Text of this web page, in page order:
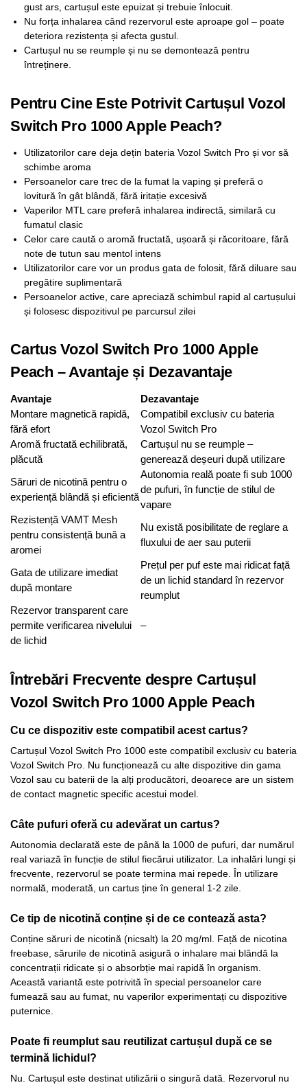
gust ars, cartușul este epuizat și trebuie înlocuit.
Nu forța inhalarea când rezervorul este aproape gol – poate
deteriora rezistența și afecta gustul.
Cartușul nu se reumple și nu se demontează pentru
întreținere.
Pentru Cine Este Potrivit Cartușul Vozol
Switch Pro 1000 Apple Peach?
Utilizatorilor care deja dețin bateria Vozol Switch Pro și vor să
schimbe aroma
Persoanelor care trec de la fumat la vaping și preferă o
lovitură în gât blândă, fără iritație excesivă
Vaperilor MTL care preferă inhalarea indirectă, similară cu
fumatul clasic
Celor care caută o aromă fructată, ușoară și răcoritoare, fără
note de tutun sau mentol intens
Utilizatorilor care vor un produs gata de folosit, fără diluare sau
pregătire suplimentară
Persoanelor active, care apreciază schimbul rapid al cartușului
și folosesc dispozitivul pe parcursul zilei
Cartus Vozol Switch Pro 1000 Apple
Peach – Avantaje și Dezavantaje
Avantaje
Dezavantaje
Montare magnetică rapidă,
fără efort
Compatibil exclusiv cu bateria
Vozol Switch Pro
Aromă fructată echilibrată,
plăcută
Cartușul nu se reumple –
generează deșeuri după utilizare
Săruri de nicotină pentru o
experiență blândă și eficientă
Autonomia reală poate fi sub 1000
de pufuri, în funcție de stilul de
vapare
Rezistență VAMT Mesh
pentru consistență bună a
aromei
Nu există posibilitate de reglare a
fluxului de aer sau puterii
Gata de utilizare imediat
după montare
Prețul per puf este mai ridicat față
de un lichid standard în rezervor
reumplut
Rezervor transparent care
permite verificarea nivelului
de lichid
–
Întrebări Frecvente despre Cartușul
Vozol Switch Pro 1000 Apple Peach
Cu ce dispozitiv este compatibil acest cartus?
Cartușul Vozol Switch Pro 1000 este compatibil exclusiv cu bateria
Vozol Switch Pro. Nu funcționează cu alte dispozitive din gama
Vozol sau cu baterii de la alți producători, deoarece are un sistem
de contact magnetic specific acestui model.
Câte pufuri oferă cu adevărat un cartus?
Autonomia declarată este de până la 1000 de pufuri, dar numărul
real variază în funcție de stilul fiecărui utilizator. La inhalări lungi și
frecvente, rezervorul se poate termina mai repede. În utilizare
normală, moderată, un cartus ține în general 1-2 zile.
Ce tip de nicotină conține și de ce contează asta?
Conține săruri de nicotină (nicsalt) la 20 mg/ml. Față de nicotina
freebase, sărurile de nicotină asigură o inhalare mai blândă la
concentrații ridicate și o absorbție mai rapidă în organism.
Această variantă este potrivită în special persoanelor care
fumează sau au fumat, nu vaperilor experimentați cu dispozitive
puternice.
Poate fi reumplut sau reutilizat cartușul după ce se
termină lichidul?
Nu. Cartușul este destinat utilizării o singură dată. Rezervorul nu